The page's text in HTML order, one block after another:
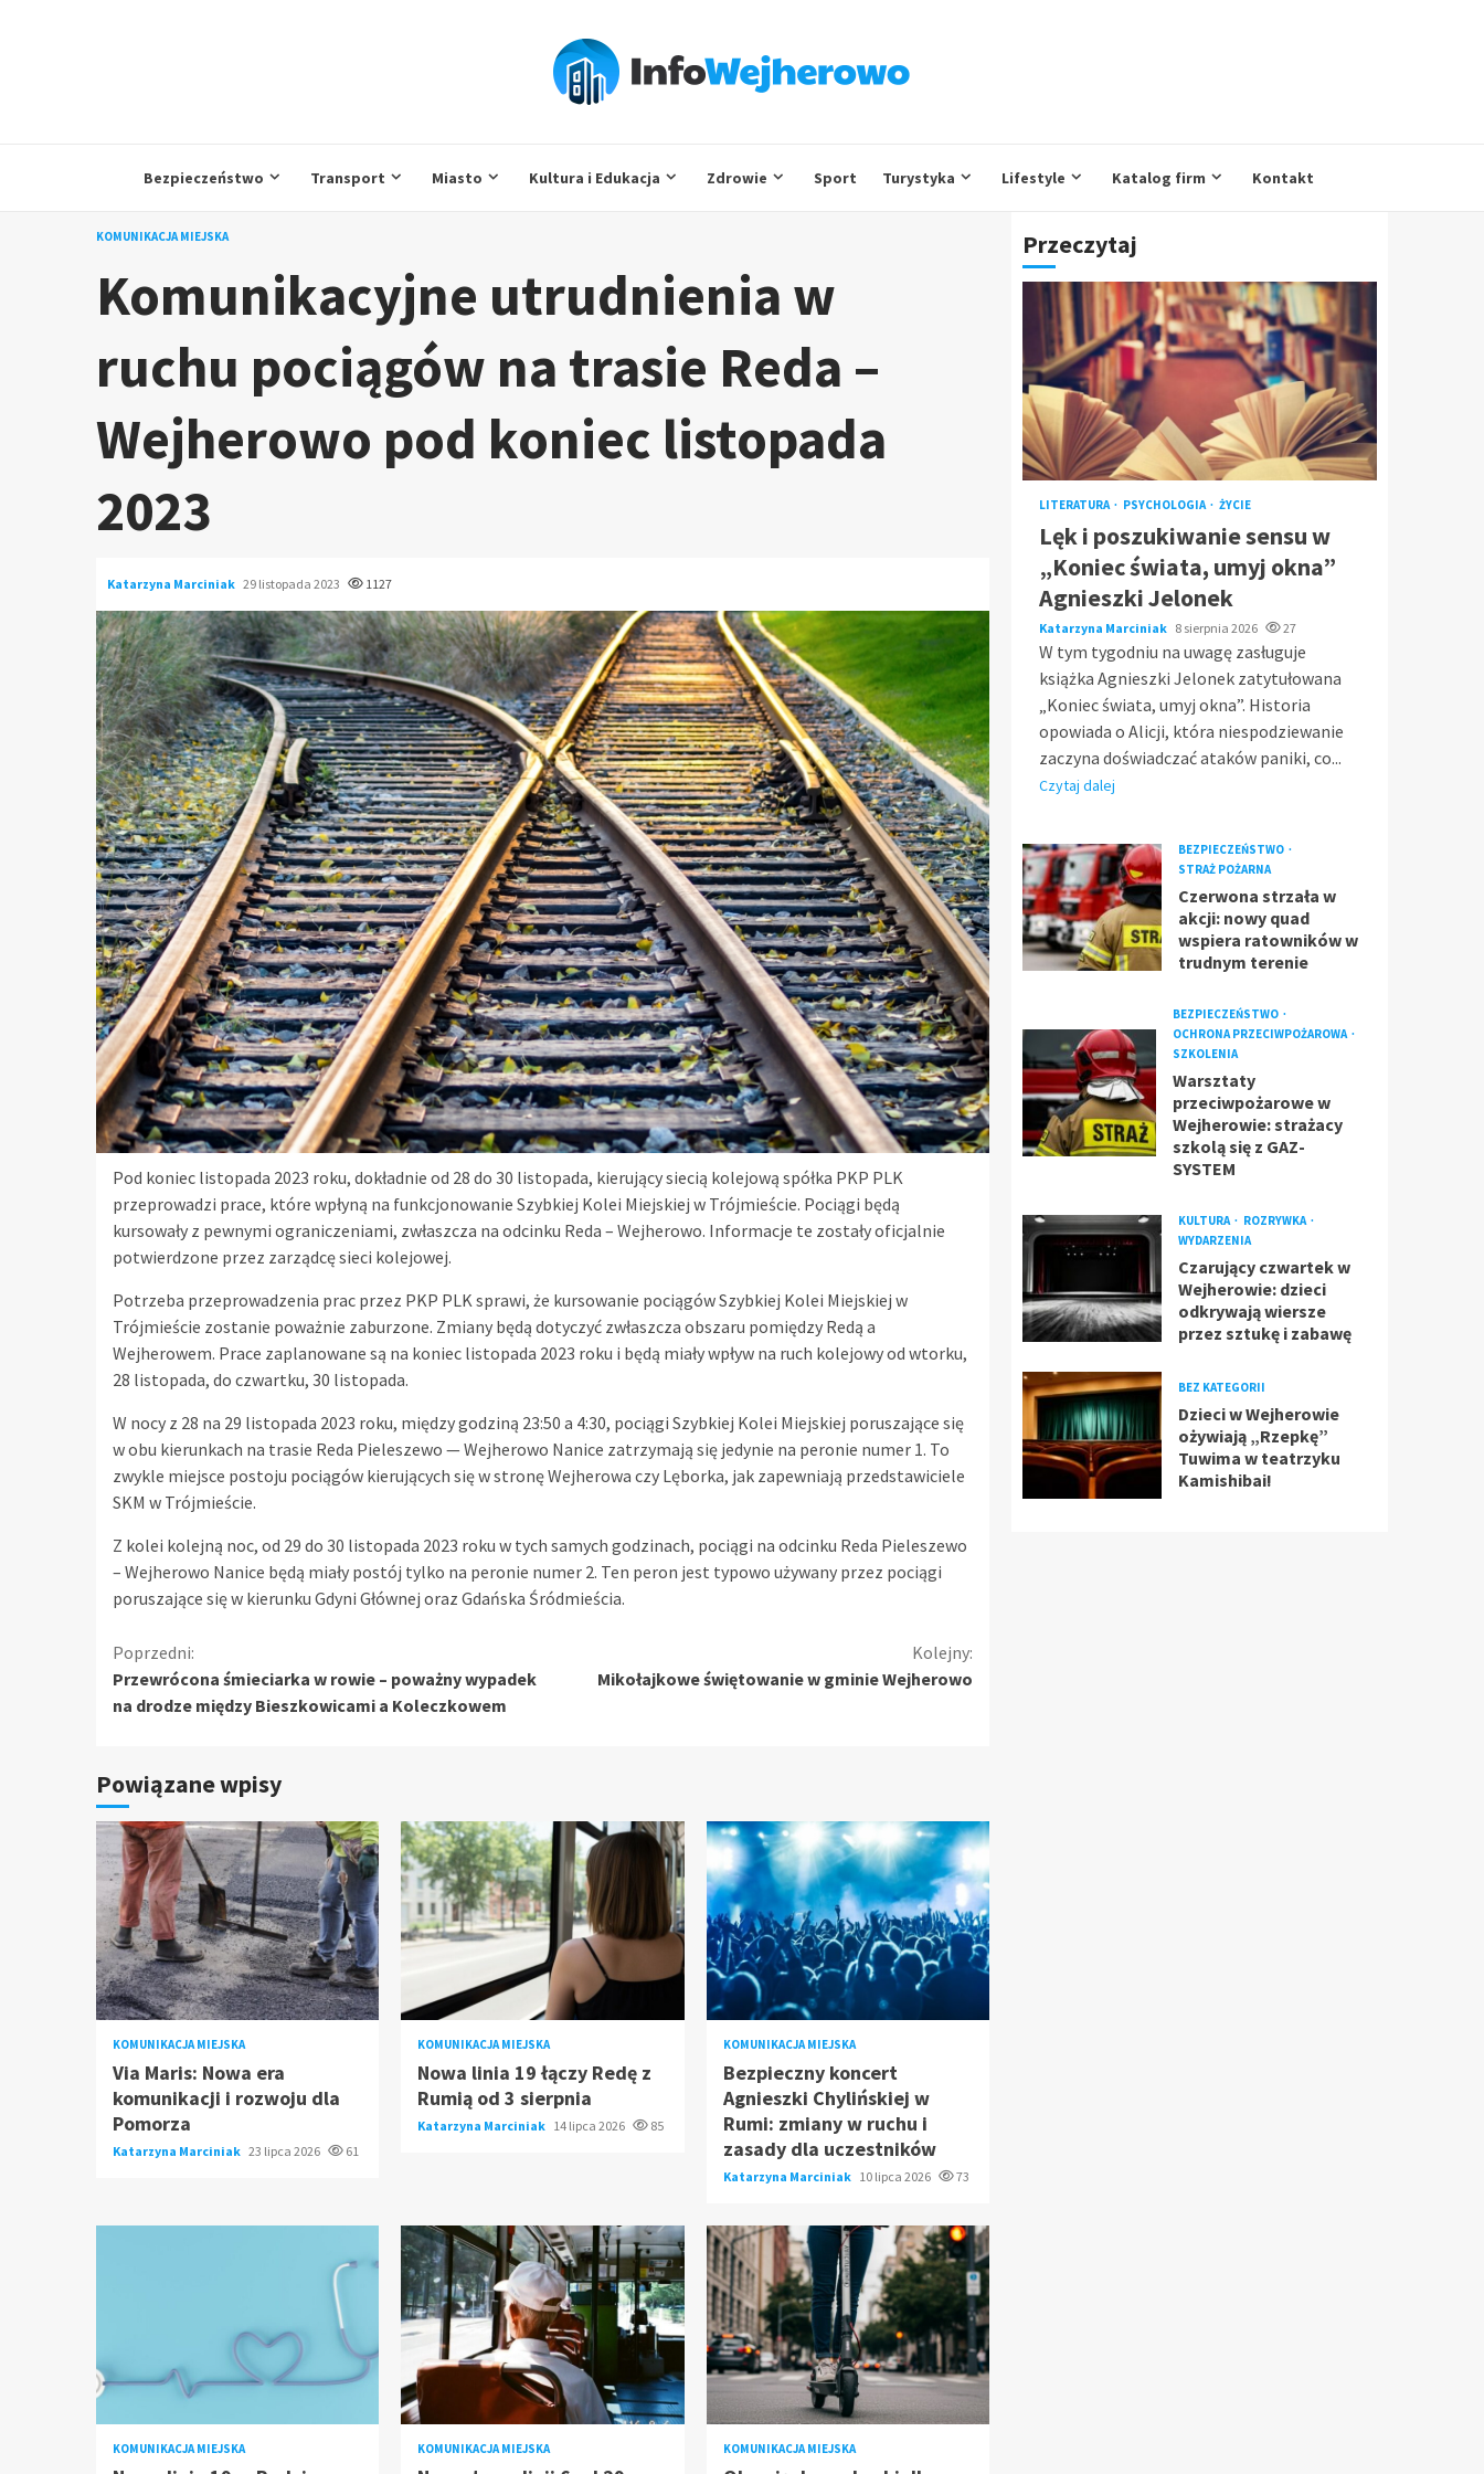
Bezpieczeństwo Transport Miasto Kultura i Edukacja Zdrowie Sport Turystyka Lifestyle Katalog firm Kontakt
KOMUNIKACJA MIEJSKA
Komunikacyjne utrudnienia w
ruchu pociągów na trasie Reda –
Wejherowo pod koniec listopada
2023
Katarzyna Marciniak 29 listopada 2023 1127
Pod koniec listopada 2023 roku, dokładnie od 28 do 30 listopada, kierujący siecią kolejową spółka PKP PLK
przeprowadzi prace, które wpłyną na funkcjonowanie Szybkiej Kolei Miejskiej w Trójmieście. Pociągi będą
kursowały z pewnymi ograniczeniami, zwłaszcza na odcinku Reda – Wejherowo. Informacje te zostały oficjalnie
potwierdzone przez zarządcę sieci kolejowej.
Potrzeba przeprowadzenia prac przez PKP PLK sprawi, że kursowanie pociągów Szybkiej Kolei Miejskiej w
Trójmieście zostanie poważnie zaburzone. Zmiany będą dotyczyć zwłaszcza obszaru pomiędzy Redą a
Wejherowem. Prace zaplanowane są na koniec listopada 2023 roku i będą miały wpływ na ruch kolejowy od wtorku,
28 listopada, do czwartku, 30 listopada.
W nocy z 28 na 29 listopada 2023 roku, między godziną 23:50 a 4:30, pociągi Szybkiej Kolei Miejskiej poruszające się
w obu kierunkach na trasie Reda Pieleszewo — Wejherowo Nanice zatrzymają się jedynie na peronie numer 1. To
zwykle miejsce postoju pociągów kierujących się w stronę Wejherowa czy Lęborka, jak zapewniają przedstawiciele
SKM w Trójmieście.
Z kolei kolejną noc, od 29 do 30 listopada 2023 roku w tych samych godzinach, pociągi na odcinku Reda Pieleszewo
– Wejherowo Nanice będą miały postój tylko na peronie numer 2. Ten peron jest typowo używany przez pociągi
poruszające się w kierunku Gdyni Głównej oraz Gdańska Śródmieścia.
Kontynuuj
czytanie
Poprzedni:
Przewrócona śmieciarka w rowie – poważny wypadek
na drodze między Bieszkowicami a Koleczkowem
Kolejny:
Mikołajkowe świętowanie w gminie Wejherowo
Powiązane wpisy
KOMUNIKACJA MIEJSKA
Via Maris: Nowa era
komunikacji i rozwoju dla
Pomorza
Katarzyna Marciniak 23 lipca 2026 61
KOMUNIKACJA MIEJSKA
Nowa linia 19 łączy Redę z
Rumią od 3 sierpnia
Katarzyna Marciniak 14 lipca 2026 85
KOMUNIKACJA MIEJSKA
Bezpieczny koncert
Agnieszki Chylińskiej w
Rumi: zmiany w ruchu i
zasady dla uczestników
Katarzyna Marciniak 10 lipca 2026 73
KOMUNIKACJA MIEJSKA KOMUNIKACJA MIEJSKA KOMUNIKACJA MIEJSKA
Przeczytaj
LITERATURA PSYCHOLOGIA ŻYCIE
Lęk i poszukiwanie sensu w
„Koniec świata, umyj okna”
Agnieszki Jelonek
Katarzyna Marciniak 8 sierpnia 2026 27
W tym tygodniu na uwagę zasługuje
książka Agnieszki Jelonek zatytułowana
„Koniec świata, umyj okna”. Historia
opowiada o Alicji, która niespodziewanie
zaczyna doświadczać ataków paniki, co...
Czytaj dalej
BEZPIECZEŃSTWO
STRAŻ POŻARNA
Czerwona strzała w
akcji: nowy quad
wspiera ratowników w
trudnym terenie
BEZPIECZEŃSTWO
OCHRONA PRZECIWPOŻAROWA
SZKOLENIA
Warsztaty
przeciwpożarowe w
Wejherowie: strażacy
szkolą się z GAZ-
SYSTEM
KULTURA
ROZRYWKA
WYDARZENIA
Czarujący czwartek w
Wejherowie: dzieci
odkrywają wiersze
przez sztukę i zabawę
BEZ KATEGORII
Dzieci w Wejherowie
ożywiają „Rzepkę”
Tuwima w teatrzyku
Kamishibai!